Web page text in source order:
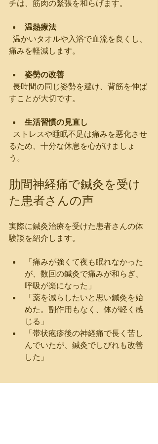
チは、筋肉の緊張を和らげます。
温熱療法
痛みを軽減します。
姿勢の改善
すことが大切です。
生活習慣の見直し
るため、十分な休息を心がけましょ
う。
肋間神経痛で鍼灸を受け
た患者さんの声
実際に鍼灸治療を受けた患者さんの体
験談を紹介します。
「痛みが強くて夜も眠れなかった
が、数回の鍼灸で痛みが和らぎ、
呼吸が楽になった」
「薬を減らしたいと思い鍼灸を始
めた。副作用もなく、体が軽く感
じる」
「帯状疱疹後の神経痛で長く苦し
んでいたが、鍼灸でしびれも改善
した」